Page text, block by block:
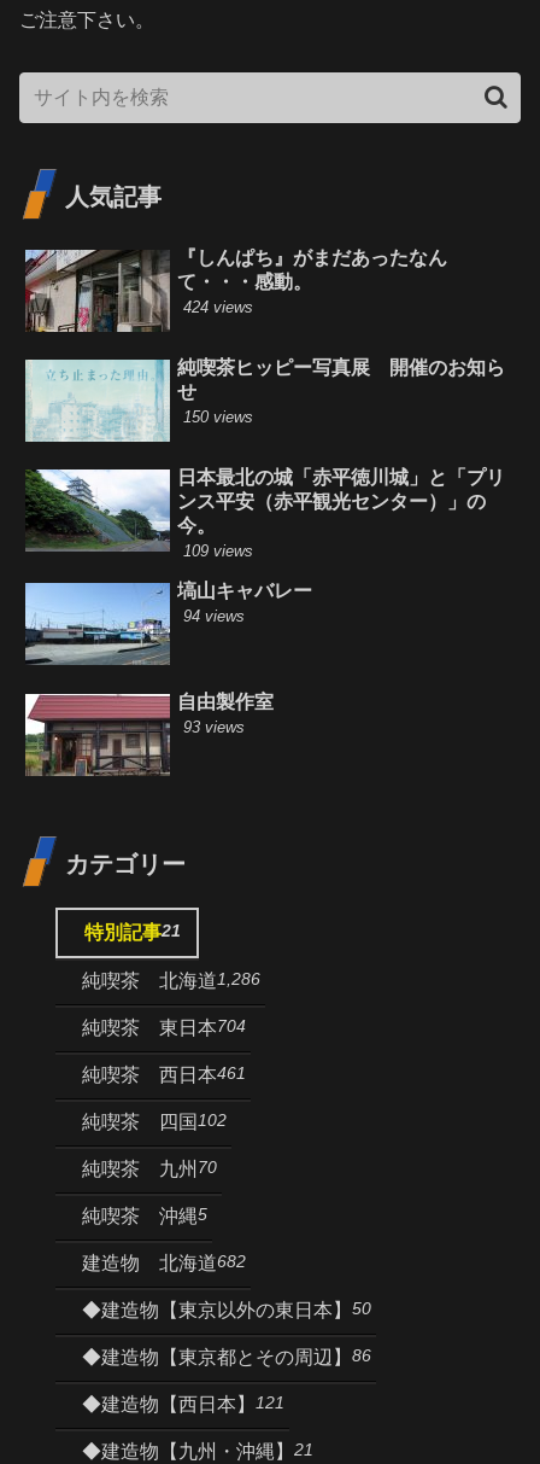
ご注意下さい。
人気記事
『しんぱち』がまだあったなん
て・・・感動。
424 views
純喫茶ヒッピー写真展 開催のお知ら
せ
150 views
日本最北の城「赤平徳川城」と「プリ
ンス平安（赤平観光センター）」の
今。
109 views
塙山キャバレー
94 views
自由製作室
93 views
カテゴリー
特別記事21
純喫茶 北海道1,286
純喫茶 東日本704
純喫茶 西日本461
純喫茶 四国 102
純喫茶 九州 70
純喫茶 沖縄5
建造物 北海道682
◆建造物【東京以外の東日本】 50
◆建造物【東京都とその周辺】 86
◆建造物【西日本】 121
◆建造物【九州・沖縄】 21